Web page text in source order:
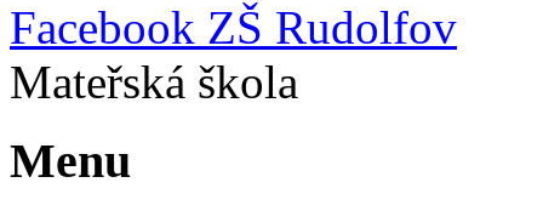
Facebook ZŠ Rudolfov
Mateřská škola
Menu